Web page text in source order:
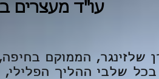
עו"ד מעצרים
שלזינגר, הממוקם
בכל שלבי ההליך הפלילי,